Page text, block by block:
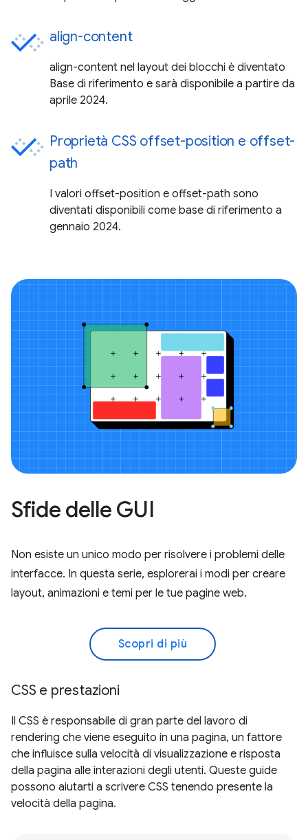
align-content
align-content nel layout dei blocchi è diventato
Base di riferimento e sarà disponibile a partire da
aprile 2024.
Proprietà CSS offset-position e offset-
path
I valori offset-position e offset-path sono
diventati disponibili come base di riferimento a
gennaio 2024.
Sfide delle GUI
Non esiste un unico modo per risolvere i problemi delle
interfacce. In questa serie, esplorerai i modi per creare
layout, animazioni e temi per le tue pagine web.
Scopri di più
CSS e prestazioni
Il CSS è responsabile di gran parte del lavoro di
rendering che viene eseguito in una pagina, un fattore
che influisce sulla velocità di visualizzazione e risposta
della pagina alle interazioni degli utenti. Queste guide
possono aiutarti a scrivere CSS tenendo presente la
velocità della pagina.